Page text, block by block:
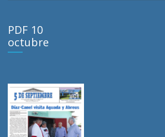
PDF 10
octubre